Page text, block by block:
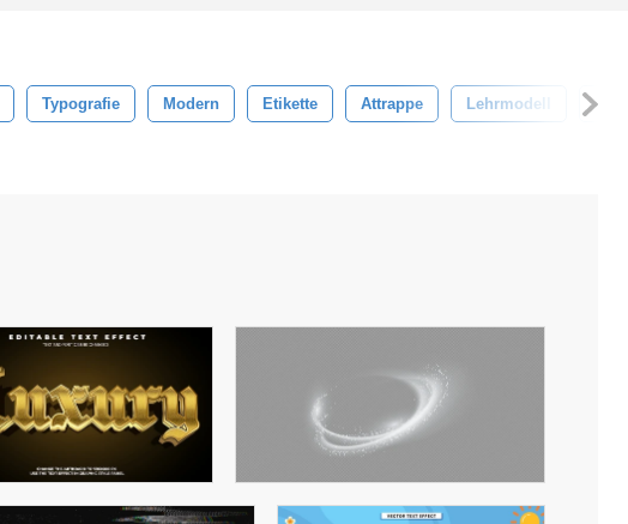
Typografie Modern Etikette Attrappe Lehrmodell